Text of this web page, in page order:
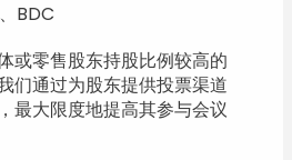
BDC
或零售股东持股比例较高的
们通过为股东提供投票渠道
最大限度地提高其参与会议